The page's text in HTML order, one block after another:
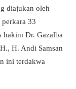
diajukan oleh
33
hakim Dr. Gazalba
H. Andi Samsan
ini terdakwa